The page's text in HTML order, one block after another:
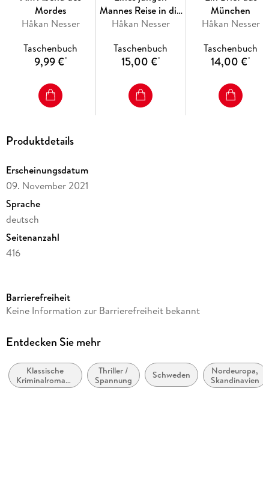
Mordes
Håkan Nesser
Taschenbuch
9,99 €*
Mannes Reise in die
Nacht
Håkan Nesser
Taschenbuch
15,00 €*
München
Håkan Nesser
Taschenbuch
14,00 €*
Produktdetails
Erscheinungsdatum
09. November 2021
Sprache
deutsch
Seitenanzahl
416
Autor/Autorin
Übersetzung
Verlag/Hersteller
btb Taschenbuch
Barrierefreiheit
Keine Information zur Barrierefreiheit bekannt
Entdecken Sie mehr
Klassische
Kriminalromane
und Mystery
Thriller /
Spannung
Schweden
Nordeuropa,
Skandinavien